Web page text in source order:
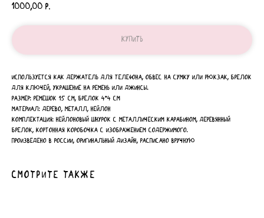
1000,00 р.
Купить
Используется как держатель для телефона, обвес на сумку или рюкзак, брелок
для ключей, украшение на ремень или джинсы.
Размер: ремешок 15 см, брелок 4*4 см
Материал: дерево, металл, нейлон
Комплектация: нейлоновый шнурок с металлическим карабином, деревянный
брелок, кортонная коробочка с изображением содержимого.
Произведено в России, оригинальный дизайн, расписано вручную
Смотрите также